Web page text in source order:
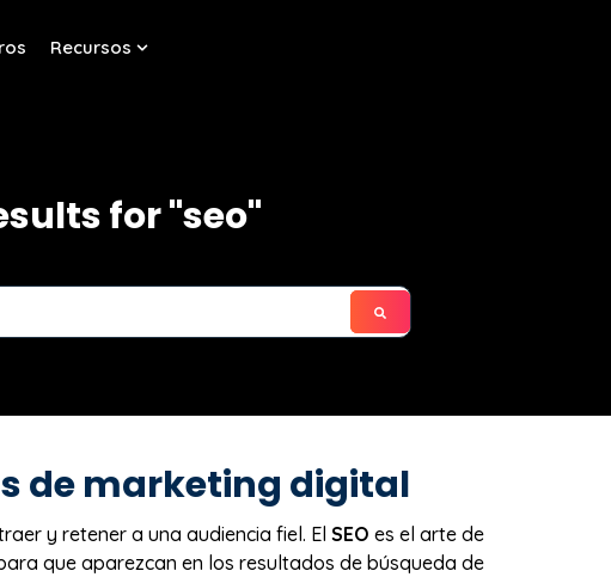
Recursos
for "seo"
de marketing digital
y retener a una audiencia fiel. El SEO es el arte de
que aparezcan en los resultados de búsqueda de